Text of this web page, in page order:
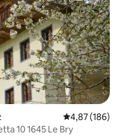
Priemerné
4,87 (186)
10 1645 Le Bry